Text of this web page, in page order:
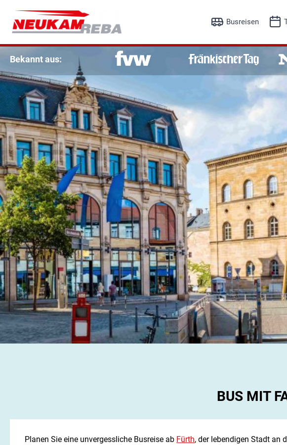
Busreisen
Reisekalender
Bekannt aus:
BUS MIT
Planen Sie eine unvergessliche Busreise ab Fürth, der lebendigen Stadt an